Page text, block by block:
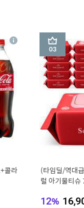
콜라
상
3
(타임딜/역대
럴 아기물티
12%